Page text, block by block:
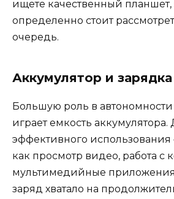
ищете качественный планшет,
определенно стоит
очередь.
Аккумулятор и зарядка
Большую роль в автономности
играет емкость аккумулятора.
эффективного
как просмотр видео, работа с
мультимедийные
заряд хватало на